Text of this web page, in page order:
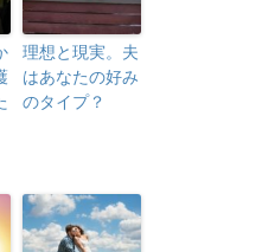
理想と現実。夫
はあなたの好み
のタイプ？